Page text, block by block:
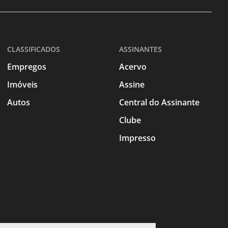
CLASSIFICADOS
Empregos
Imóveis
Autos
ASSINANTES
Acervo
Assine
Central do Assinante
Clube
Impresso